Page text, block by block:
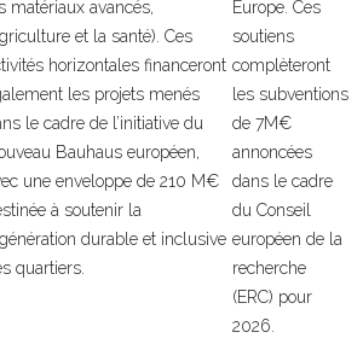
matériaux avancés,
et la santé). Ces
horizontales financeront
les projets menés
le cadre de l’initiative du
Bauhaus européen,
une enveloppe de 210 M€
à soutenir la
durable et inclusive
quartiers.
Europe. Ces
soutiens
complèteront
les subventions
de 7M€
annoncées
dans le cadre
du Conseil
européen de la
recherche
(ERC) pour
2026.